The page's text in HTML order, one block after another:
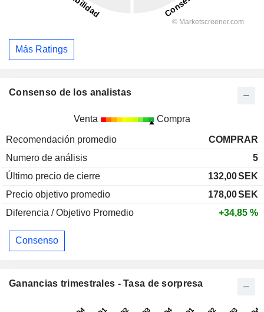
Más Ratings
Consenso de los analistas
Venta Compra
Recomendación promedio
COMPRAR
Numero de análisis
5
Último precio de cierre
132,00SEK
Precio objetivo promedio
178,00SEK
Diferencia / Objetivo Promedio
+34,85 %
Consenso
Ganancias trimestrales - Tasa de sorpresa